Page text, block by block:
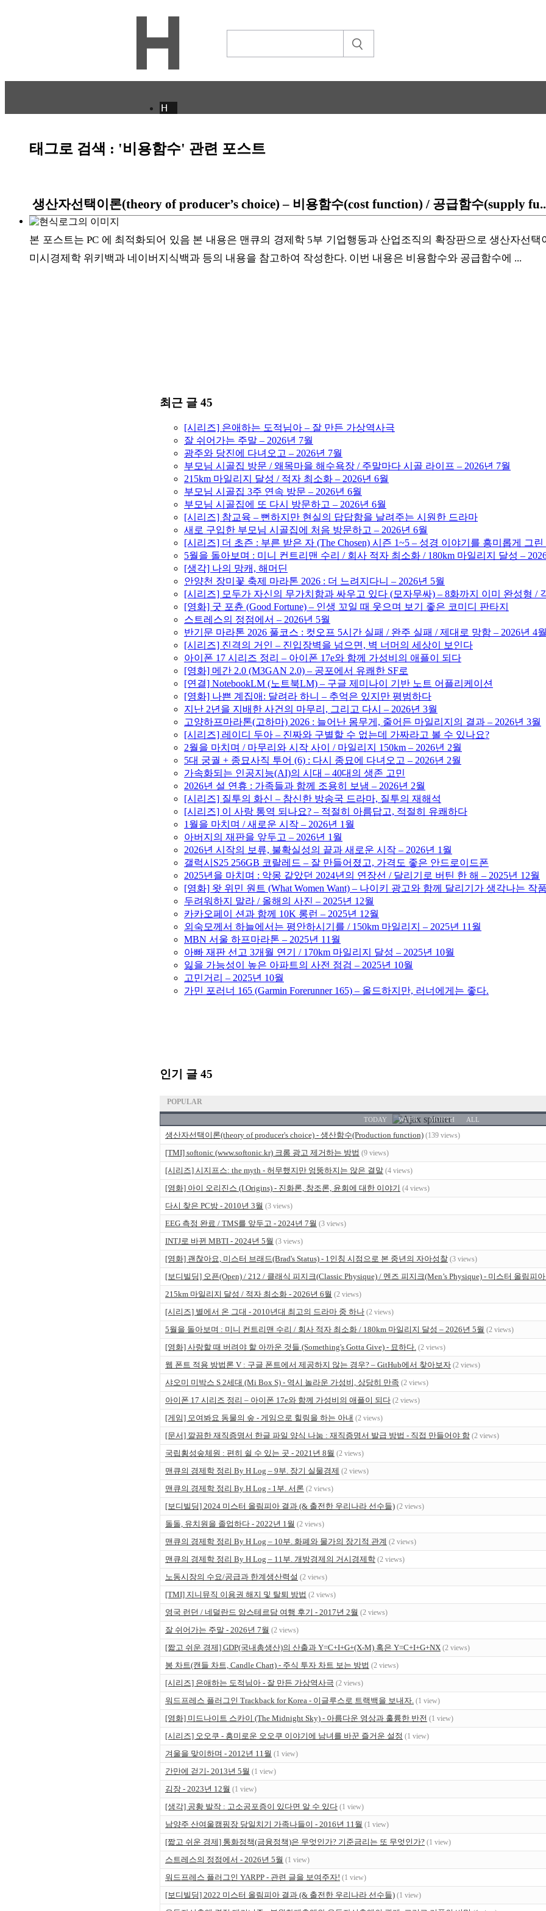
H
IT ISSUE
태그로 검색 : '비용함수' 관련 포스트
생산자선택이론(theory of producer’s choice) – 비용함수(cost function) / 공급함수(supply
본 포스트는 PC 에 최적화되어 있음 본 내용은 맨큐의 경제학 5부 기업행동과 산업조직의 확장판으로 생산자선
미시경제학 위키백과 네이버지식백과 등의 내용을 참고하여 작성한다. 이번 내용은 비용함수와 공급함수에 ...
최근 글 45
[시리즈] 은애하는 도적님아 – 잘 만든 가상역사극
잘 쉬어가는 주말 – 2026년 7월
광주와 당진에 다녀오고 – 2026년 7월
부모님 시골집 방문 / 왜목마을 해수욕장 / 주말마다 시골 라이프 – 2026년 7월
215km 마일리지 달성 / 적자 최소화 – 2026년 6월
부모님 시골집 3주 연속 방문 – 2026년 6월
부모님 시골집에 또 다시 방문하고 – 2026년 6월
[시리즈] 참교육 – 뻔하지만 현실의 답답함을 날려주는 시원한 드라마
새로 구입한 부모님 시골집에 처음 방문하고 – 2026년 6월
[시리즈] 더 초즌 : 부른 받은 자 (The Chosen) 시즌 1~5 – 성경 이야기를 흥미롭게 그
5월을 돌아보며 : 미니 컨트리맨 수리 / 회사 적자 최소화 / 180km 마일리지 달성 –
[생각] 나의 망캐, 해머딘
안양천 장미꽃 축제 마라톤 2026 : 더 느려지다니 – 2026년 5월
[시리즈] 모두가 자신의 무가치함과 싸우고 있다 (모자무싸) – 8화까지 이미 완성형 /
[영화] 굿 포츈 (Good Fortune) – 인생 꼬일 때 웃으며 보기 좋은 코미디 판타지
스트레스의 정점에서 – 2026년 5월
반기문 마라톤 2026 풀코스 : 컷오프 5시간 실패 / 완주 실패 / 제대로 망함 – 2026년 4월
[시리즈] 진격의 거인 – 진입장벽을 넘으면, 벽 너머의 세상이 보인다
아이폰 17 시리즈 정리 – 아이폰 17e와 함께 가성비의 애플이 되다
[영화] 메간 2.0 (M3GAN 2.0) – 공포에서 유쾌한 SF로
[연결] NotebookLM (노트북LM) – 구글 제미나이 기반 노트 어플리케이션
[영화] 나쁜 계집애: 달려라 하니 – 추억은 있지만 평범하다
지난 2년을 지배한 사건의 마무리, 그리고 다시 – 2026년 3월
고양하프마라톤(고하마) 2026 : 늘어난 몸무게, 줄어든 마일리지의 결과 – 2026년 3월
[시리즈] 레이디 두아 – 진짜와 구별할 수 없는데 가짜라고 볼 수 있나요?
2월을 마치며 / 마무리와 시작 사이 / 마일리지 150km – 2026년 2월
5대 궁궐 + 종묘사직 투어 (6) : 다시 종묘에 다녀오고 – 2026년 2월
가속화되는 인공지능(AI)의 시대 – 40대의 생존 고민
2026년 설 연휴 : 가족들과 함께 조용히 보냄 – 2026년 2월
[시리즈] 질투의 화신 – 참신한 방송국 드라마, 질투의 재해석
[시리즈] 이 사랑 통역 되나요? – 적절히 아름답고, 적절히 유쾌하다
1월을 마치며 / 새로운 시작 – 2026년 1월
아버지의 재판을 앞두고 – 2026년 1월
2026년 시작의 보류, 불확실성의 끝과 새로운 시작 – 2026년 1월
갤럭시S25 256GB 코랄레드 – 잘 만들어졌고, 가격도 좋은 안드로이드폰
2025년을 마치며 : 악몽 같았던 2024년의 연장선 / 달리기로 버틴 한 해 – 2025년 12월
[영화] 왓 위민 원트 (What Women Want) – 나이키 광고와 함께 달리기가 생각나는 작품
두려워하지 말라 / 올해의 사진 – 2025년 12월
카카오페이 션과 함께 10K 롱런 – 2025년 12월
외숙모께서 하늘에서는 평안하시기를 / 150km 마일리지 – 2025년 11월
MBN 서울 하프마라톤 – 2025년 11월
아빠 재판 선고 3개월 연기 / 170km 마일리지 달성 – 2025년 10월
잃을 가능성이 높은 아파트의 사전 점검 – 2025년 10월
고민거리 – 2025년 10월
가민 포러너 165 (Garmin Forerunner 165) – 올드하지만, 러너에게는 좋다.
인기 글 45
POPULAR
TODAY WEEK MONTH ALL
생산자선택이론(theory of producer's choice) - 생산함수(Production function) (139 views)
[TMI] softonic (www.softonic.kr) 크롬 광고 제거하는 방법 (9 views)
[시리즈] 시지프스: the myth - 허무했지만 엉뚱하지는 않은 결말 (4 views)
[영화] 아이 오리진스 (I Origins) - 진화론, 창조론, 윤회에 대한 이야기 (4 views)
다시 찾은 PC방 - 2010년 3월 (3 views)
EEG 측정 완료 / TMS를 앞두고 - 2024년 7월 (3 views)
INTJ로 바뀐 MBTI - 2024년 5월 (3 views)
[영화] 괜찮아요, 미스터 브래드(Brad's Status) - 1인칭 시점으로 본 중년의 자아성찰 (3 views)
[보디빌딩] 오픈(Open) / 212 / 클래식 피지크(Classic Physique) / 멘즈 피지크(Men’s Physique) - 미스터 올림피
215km 마일리지 달성 / 적자 최소화 - 2026년 6월 (2 views)
[시리즈] 별에서 온 그대 - 2010년대 최고의 드라마 중 하나 (2 views)
5월을 돌아보며 : 미니 컨트리맨 수리 / 회사 적자 최소화 / 180km 마일리지 달성 – 2026년 5월 (2 views)
[영화] 사랑할 때 버려야 할 아까운 것들 (Something's Gotta Give) - 묘하다. (2 views)
웹 폰트 적용 방법론 V : 구글 폰트에서 제공하지 않는 경우? – GitHub에서 찾아보자 (2 views)
샤오미 미박스 S 2세대 (Mi Box S) - 역시 놀라운 가성비, 상당히 만족 (2 views)
아이폰 17 시리즈 정리 – 아이폰 17e와 함께 가성비의 애플이 되다 (2 views)
[게임] 모여봐요 동물의 숲 - 게임으로 힐링을 하는 아내 (2 views)
[문서] 깔끔한 재직증명서 한글 파일 양식 나눔 : 재직증명서 발급 방법 - 직접 만들어야 함 (2 views)
국립횡성숲체원 : 편히 쉴 수 있는 곳 - 2021년 8월 (2 views)
맨큐의 경제학 정리 By H Log – 9부. 장기 실물경제 (2 views)
맨큐의 경제학 정리 By H Log - 1부. 서론 (2 views)
[보디빌딩] 2024 미스터 올림피아 결과 (& 출전한 우리나라 선수들) (2 views)
돌돌, 유치원을 졸업하다 - 2022년 1월 (2 views)
맨큐의 경제학 정리 By H Log – 10부. 화폐와 물가의 장기적 관계 (2 views)
맨큐의 경제학 정리 By H Log – 11부. 개방경제의 거시경제학 (2 views)
노동시장의 수요/공급과 한계생산력설 (2 views)
[TMI] 지니뮤직 이용권 해지 및 탈퇴 방법 (2 views)
영국 런던 / 네덜란드 암스테르담 여행 후기 - 2017년 2월 (2 views)
잘 쉬어가는 주말 - 2026년 7월 (2 views)
[짧고 쉬운 경제] GDP(국내총생산)의 산출과 Y=C+I+G+(X-M) 혹은 Y=C+I+G+NX (2 views)
봉 차트(캔들 차트, Candle Chart) - 주식 투자 차트 보는 방법 (2 views)
[시리즈] 은애하는 도적님아 - 잘 만든 가상역사극 (2 views)
워드프레스 플러그인 Trackback for Korea - 이글루스로 트랙백을 보내자. (1 view)
[영화] 미드나이트 스카이 (The Midnight Sky) - 아름다운 영상과 훌륭한 반전 (1 view)
[시리즈] 오오쿠 - 흥미로운 오오쿠 이야기에 남녀를 바꾼 즐거운 설정 (1 view)
겨울을 맞이하며 - 2012년 11월 (1 view)
간만에 걷기- 2013년 5월 (1 view)
김장 - 2023년 12월 (1 view)
[생각] 공황 발작 : 고소공포증이 있다면 알 수 있다 (1 view)
남양주 산여울캠핑장 당일치기 가족나들이 - 2016년 11월 (1 view)
[짧고 쉬운 경제] 통화정책(금융정책)은 무엇인가? 기준금리는 또 무엇인가? (1 view)
스트레스의 정점에서 - 2026년 5월 (1 view)
워드프레스 플러그인 YARPP - 관련 글을 보여주자! (1 view)
[보디빌딩] 2022 미스터 올림피아 결과 (& 출전한 우리나라 선수들) (1 view)